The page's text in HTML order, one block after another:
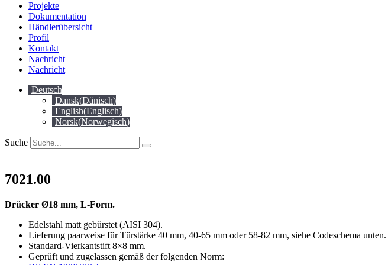
Projekte
Dokumentation
Händlerübersicht
Profil
Kontakt
Nachricht
Nachricht
Deutsch
Dansk(Dänisch)
English(Englisch)
Norsk(Norwegisch)
Suche
7021.00
Drücker Ø18 mm, L-Form.
Edelstahl matt gebürstet (AISI 304).
Lieferung paarweise für Türstärke 40 mm, 40-65 mm oder 58-82 mm, siehe Codeschema unten.
Standard-Vierkantstift 8×8 mm.
Geprüft und zugelassen gemäß der folgenden Norm: